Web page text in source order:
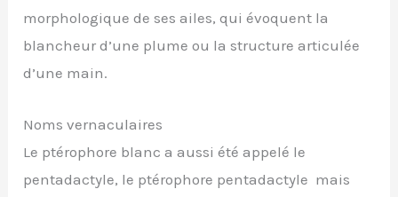
morphologique de ses ailes, qui évoquent la
blancheur d’une plume ou la structure articulée
d’une main.
Noms vernaculaires
Le ptérophore blanc a aussi été appelé le
pentadactyle, le ptérophore pentadactyle mais